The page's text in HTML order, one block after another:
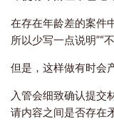
在存在年龄差的案件
所以少写一点说明”“
但是，这样做有时会
入管会细致确认提交
请内容之间是否存在